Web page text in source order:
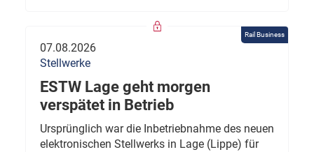
Rail Business
07.08.2026
Stellwerke
ESTW Lage geht morgen
verspätet in Betrieb
Ursprünglich war die Inbetriebnahme des neuen
elektronischen Stellwerks in Lage (Lippe) für